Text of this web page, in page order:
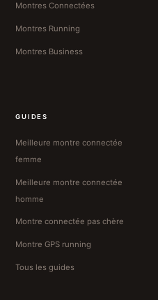
Montres Connectées
Montres Running
Montres Business
GUIDES
Meilleure montre connectée
femme
Meilleure montre connectée
homme
Montre connectée pas chère
Montre GPS running
Tous les guides